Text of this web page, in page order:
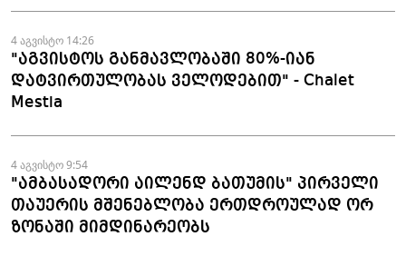
4 აგვისტო 14:26
"აგვისტოს განმავლობაში 80%-იან
დატვირთულობას ველოდებით" - Chalet
Mestia
4 აგვისტო 9:54
"ამბასადორი აილენდ ბათუმის" პირველი
თაუერის მშენებლობა ერთდროულად ორ
ზონაში მიმდინარეობს